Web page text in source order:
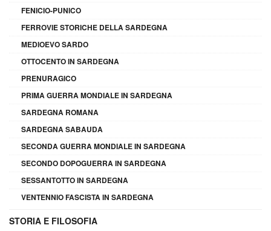
FENICIO-PUNICO
FERROVIE STORICHE DELLA SARDEGNA
MEDIOEVO SARDO
OTTOCENTO IN SARDEGNA
PRENURAGICO
PRIMA GUERRA MONDIALE IN SARDEGNA
SARDEGNA ROMANA
SARDEGNA SABAUDA
SECONDA GUERRA MONDIALE IN SARDEGNA
SECONDO DOPOGUERRA IN SARDEGNA
SESSANTOTTO IN SARDEGNA
VENTENNIO FASCISTA IN SARDEGNA
STORIA E FILOSOFIA